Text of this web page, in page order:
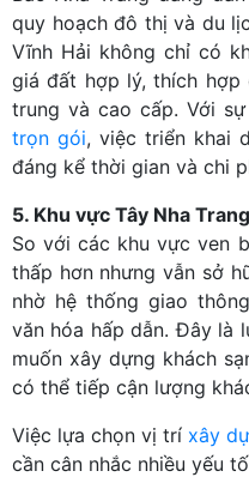
quy hoạch đô thị và du
Vĩnh Hải không chỉ có
giá đất hợp lý, thích hợp
trung và cao cấp. Với
trọn gói, việc triển khai
đáng kể thời gian và chi
5. Khu vực Tây Nha
So với các khu vực ven
thấp hơn nhưng vẫn sở
nhờ hệ thống giao
văn hóa hấp dẫn. Đây là
muốn xây dựng khách
có thể tiếp cận lượng
Việc lựa chọn vị trí xây
cần cân nhắc nhiều yếu